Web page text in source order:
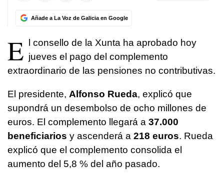
Añade a La Voz de Galicia en Google
E l consello de la Xunta ha aprobado hoy
jueves el pago del complemento
extraordinario de las pensiones no contributivas.
El presidente, Alfonso Rueda, explicó que
supondrá un desembolso de ocho millones de
euros. El complemento llegará a 37.000
beneficiarios y ascenderá a 218 euros. Rueda
explicó que el complemento consolida el
aumento del 5,8 % del año pasado.